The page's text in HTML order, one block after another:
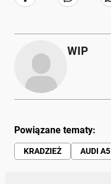
WIP
Powiązane tematy:
KRADZIEŻ AUDI A5